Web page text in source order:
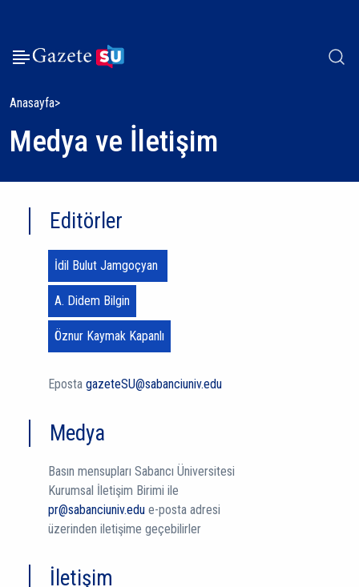
Anasayfa
Medya ve İletişim
Editörler
İdil Bulut Jamgoçyan
A. Didem Bilgin
Öznur Kaymak Kapanlı
Eposta gazeteSU@sabanciuniv.edu
Medya
Basın mensupları Sabancı Üniversitesi
Kurumsal İletişim Birimi ile
pr@sabanciuniv.edu e-posta adresi
üzerinden iletişime geçebilirler
İletişim